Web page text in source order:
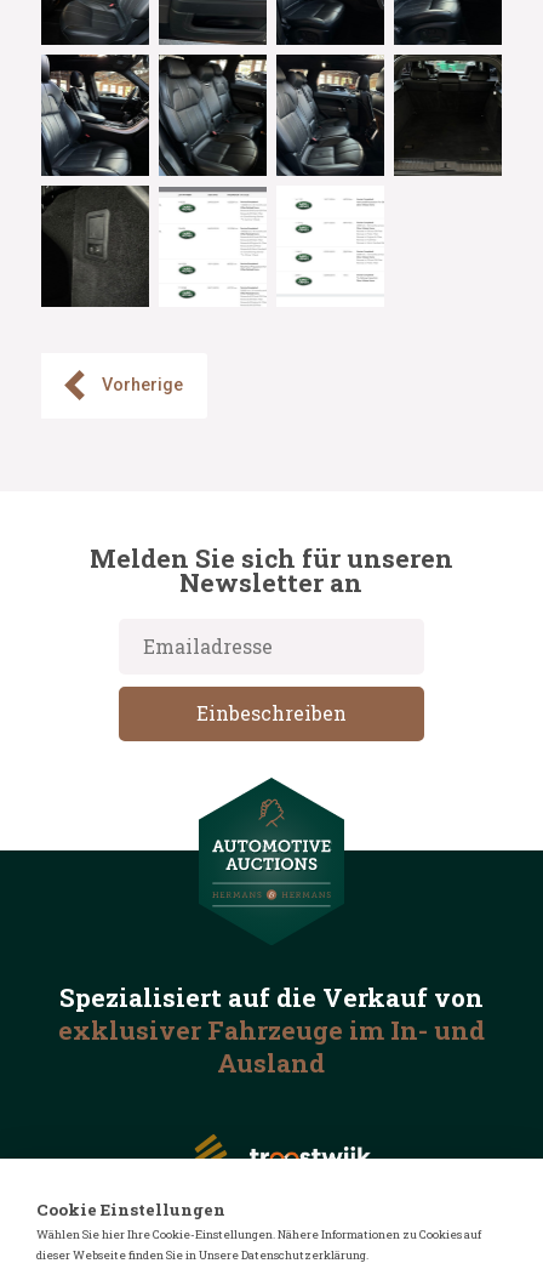
Vorherige
Melden Sie sich für unseren
Newsletter an
Spezialisiert auf die Verkauf von
exklusiver Fahrzeuge im In- und
Ausland
© 2026 Automotive Auctions
Cookie Einstellungen
Wählen Sie hier Ihre Cookie-Einstellungen. Nähere Informationen zu Cookies auf
dieser Webseite finden Sie in Unsere Datenschutzerklärung.